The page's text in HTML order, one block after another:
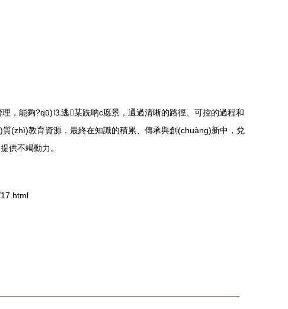
，能夠?qū)⒔逃某跣呐c愿景，通過清晰的路徑、可控的過程和
(zhì)教育資源，最終在知識的積累、傳承與創(chuàng)新中，兌
供不竭動力。